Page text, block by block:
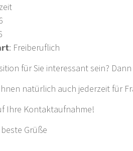
: Freiberuflich
für Sie interessant sein?
natürlich auch jederzeit für
Ihre Kontaktaufnahme!
Grüße